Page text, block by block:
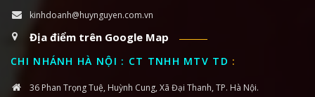
kinhdoanh@huynguyen.com.vn
Địa điểm trên Google Map
CHI NHÁNH HÀ NỘI : CT TNHH MTV TD :
36 Phan Trọng Tuệ, Huỳnh Cung, Xã Đại Thanh, TP. Hà Nội.